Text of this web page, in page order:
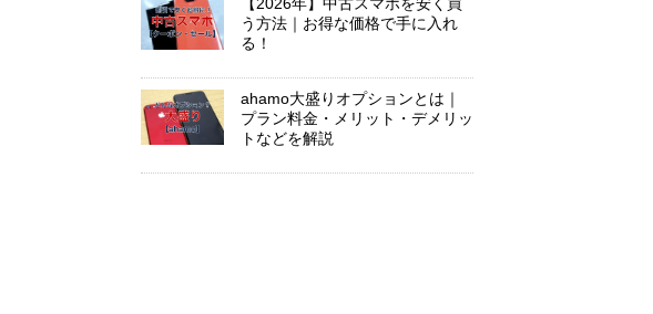
う方法｜お得な価格で手に入れ
る！
ahamo大盛りオプションとは｜
プラン料金・メリット・デメリッ
トなどを解説